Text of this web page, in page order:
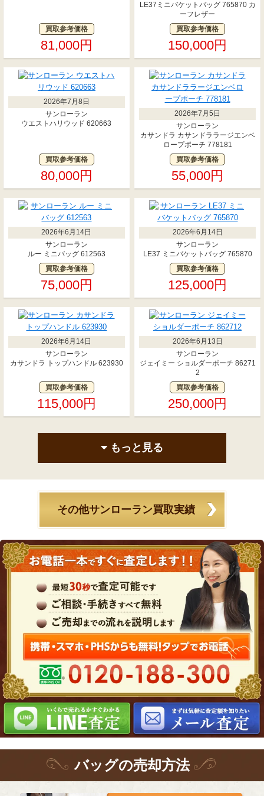
買取参考価格
81,000円
LE37ミニバケットバッグ 765870 カ
ーフレザー
買取参考価格
150,000円
2026年7月8日
サンローラン
ウエストハリウッド 620663
買取参考価格
80,000円
2026年7月5日
サンローラン
カサンドラ カサンドララージエンベ
ロープポーチ 778181
買取参考価格
55,000円
2026年6月14日
サンローラン
ルー ミニバッグ 612563
買取参考価格
75,000円
2026年6月14日
サンローラン
LE37 ミニバケットバッグ 765870
買取参考価格
125,000円
2026年6月14日
サンローラン
カサンドラ トップハンドル 623930
買取参考価格
115,000円
2026年6月13日
サンローラン
ジェイミー ショルダーポーチ 86271
2
買取参考価格
250,000円
もっと見る
その他サンローラン買取実績
バッグの売却方法